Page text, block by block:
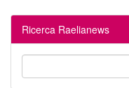
Ricerca Raelianews